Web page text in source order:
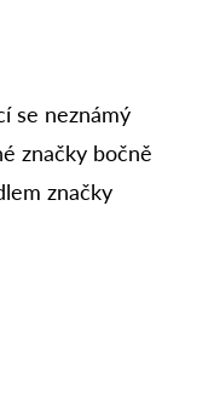
se neznámý
značky bočně
značky